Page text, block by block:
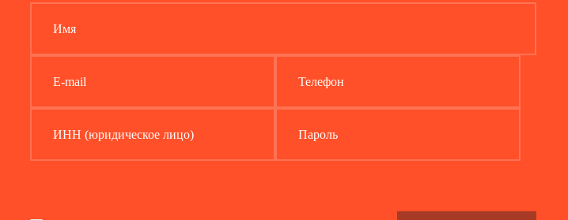
Имя
E-mail Телефон
ИНН (юридическое лицо) Пароль